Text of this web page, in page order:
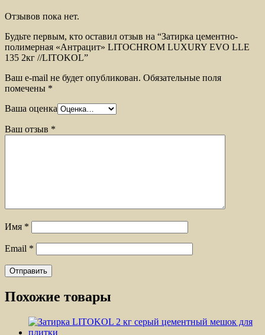
Отзывов пока нет.
Будьте первым, кто оставил отзыв на “Затирка цементно-
полимерная «Антрацит» LITOCHROM LUXURY EVO LLE
135 2кг //LITOKOL”
Ваш e-mail не будет опубликован. Обязательные поля
помечены *
Ваша оценка
Ваш отзыв *
Имя *
Email *
Похожие товары